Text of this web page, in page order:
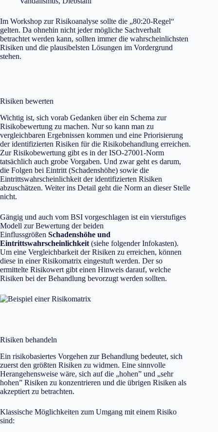
Im Workshop zur Risikoanalyse sollte die „80:20-Regel“
gelten. Da ohnehin nicht jeder mögliche Sachverhalt
betrachtet werden kann, sollten immer die wahrscheinlichsten
Risiken und die plausibelsten Lösungen im Vordergrund
stehen.
Risiken bewerten
Wichtig ist, sich vorab Gedanken über ein Schema zur
Risikobewertung zu machen. Nur so kann man zu
vergleichbaren Ergebnissen kommen und eine Priorisierung
der identifizierten Risiken für die Risikobehandlung erreichen.
Zur Risikobewertung gibt es in der ISO-27001-Norm
tatsächlich auch grobe Vorgaben. Und zwar geht es darum,
die Folgen bei Eintritt (Schadenshöhe) sowie die
Eintrittswahrscheinlichkeit der identifizierten Risiken
abzuschätzen. Weiter ins Detail geht die Norm an dieser Stelle
nicht.
Gängig und auch vom BSI vorgeschlagen ist ein vierstufiges
Modell zur Bewertung der beiden
Einflussgrößen Schadenshöhe und
Eintrittswahrscheinlichkeit (siehe folgender Infokasten).
Um eine Vergleichbarkeit der Risiken zu erreichen, können
diese in einer Risikomatrix eingestuft werden. Der so
ermittelte Risikowert gibt einen Hinweis darauf, welche
Risiken bei der Behandlung bevorzugt werden sollten.
Risiken behandeln
Ein risikobasiertes Vorgehen zur Behandlung bedeutet, sich
zuerst den größten Risiken zu widmen. Eine sinnvolle
Herangehensweise wäre, sich auf die „hohen” und „sehr
hohen” Risiken zu konzentrieren und die übrigen Risiken als
akzeptiert zu betrachten.
Klassische Möglichkeiten zum Umgang mit einem Risiko
sind: